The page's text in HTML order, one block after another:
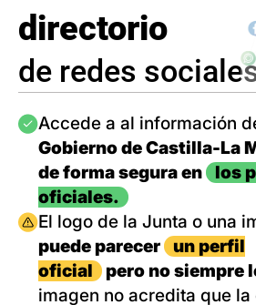
directorio
de redes
Imagen
Accede a al información
Gobierno de Castilla-La
de forma segura en
los
oficiales.
Imagen
El logo de la Junta o una
puede parecer
un perfil
oficial
pero no siempre
imagen no acredita que la